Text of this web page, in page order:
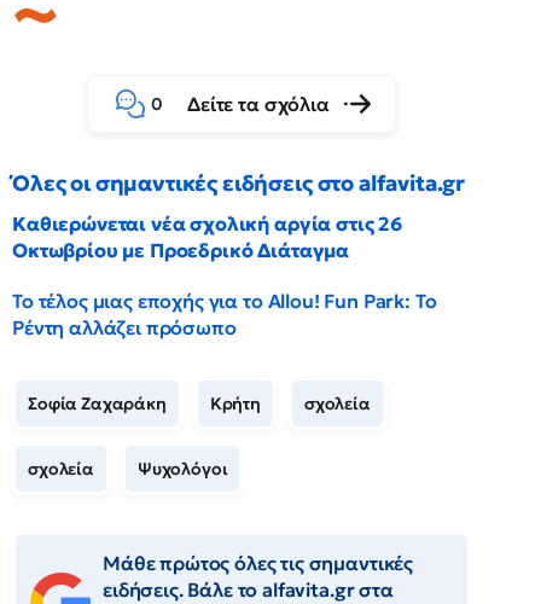
0 Δείτε τα σχόλια
Όλες οι σημαντικές ειδήσεις στο alfavita.gr
Καθιερώνεται νέα σχολική αργία στις 26
Οκτωβρίου με Προεδρικό Διάταγμα
Το τέλος μιας εποχής για το Allou! Fun Park: Το
Ρέντη αλλάζει πρόσωπο
Σοφία Ζαχαράκη Κρήτη σχολεία
σχολεία Ψυχολόγοι
Μάθε πρώτος όλες τις σημαντικές
ειδήσεις. Βάλε το alfavita.gr στα